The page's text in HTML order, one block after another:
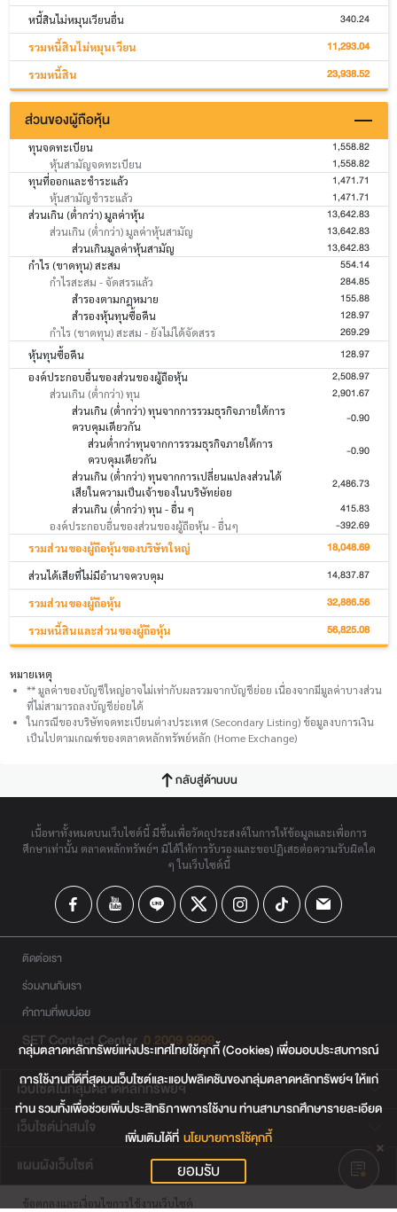
หนี้สินไม่หมุนเวียนอื่น 340.24
รวมหนี้สินไม่หมุนเวียน 11,293.04
รวมหนี้สิน 23,938.52
ส่วนของผู้ถือหุ้น
ทุนจดทะเบียน 1,558.82
หุ้นสามัญจดทะเบียน 1,558.82
ทุนที่ออกและชำระแล้ว 1,471.71
หุ้นสามัญชำระแล้ว 1,471.71
ส่วนเกิน (ต่ำกว่า) มูลค่าหุ้น 13,642.83
ส่วนเกิน (ต่ำกว่า) มูลค่าหุ้นสามัญ 13,642.83
ส่วนเกินมูลค่าหุ้นสามัญ 13,642.83
กำไร (ขาดทุน) สะสม 554.14
กำไรสะสม - จัดสรรแล้ว 284.85
สำรองตามกฎหมาย 155.88
สำรองหุ้นทุนซื้อคืน 128.97
กำไร (ขาดทุน) สะสม - ยังไม่ได้จัดสรร 269.29
หุ้นทุนซื้อคืน 128.97
องค์ประกอบอื่นของส่วนของผู้ถือหุ้น 2,508.97
ส่วนเกิน (ต่ำกว่า) ทุน 2,901.67
ส่วนเกิน (ต่ำกว่า) ทุนจากการรวมธุรกิจภายใต้การ
ควบคุมเดียวกัน
-0.90
ส่วนต่ำกว่าทุนจากการรวมธุรกิจภายใต้การ
ควบคุมเดียวกัน
-0.90
ส่วนเกิน (ต่ำกว่า) ทุนจากการเปลี่ยนแปลงส่วนได้
เสียในความเป็นเจ้าของในบริษัทย่อย
2,486.73
ส่วนเกิน (ต่ำกว่า) ทุน - อื่น ๆ 415.83
องค์ประกอบอื่นของส่วนของผู้ถือหุ้น - อื่นๆ -392.69
รวมส่วนของผู้ถือหุ้นของบริษัทใหญ่ 18,048.69
ส่วนได้เสียที่ไม่มีอำนาจควบคุม 14,837.87
รวมส่วนของผู้ถือหุ้น 32,886.56
รวมหนี้สินและส่วนของผู้ถือหุ้น 56,825.08
หมายเหตุ
** มูลค่าของบัญชีใหญ่อาจไม่เท่ากับผลรวมจากบัญชีย่อย เนื่องจากมีมูลค่าบางส่วน
ที่ไม่สามารถลงบัญชีย่อยได้
ในกรณีของบริษัทจดทะเบียนต่างประเทศ (Secondary Listing) ข้อมูลงบการเงิน
เป็นไปตามเกณฑ์ของตลาดหลักทรัพย์หลัก (Home Exchange)
กลับสู่ด้านบน
เนื้อหาทั้งหมดบนเว็บไซต์นี้ มีขึ้นเพื่อวัตถุประสงค์ในการให้ข้อมูลและเพื่อการ
ศึกษาเท่านั้น ตลาดหลักทรัพย์ฯ มิได้ให้การรับรองและขอปฏิเสธต่อความรับผิดใด
ๆ ในเว็บไซต์นี้
ติดต่อเรา
ร่วมงานกับเรา
คำถามที่พบบ่อย
SET Contact Center 0 2009 9999
เว็บไซต์ในกลุ่มตลาดหลักทรัพย์ฯ
เว็บไซต์น่าสนใจ
แผนผังเว็บไซต์
ข้อตกลงและเงื่อนไขการใช้งานเว็บไซต์
กลุ่มตลาดหลักทรัพย์แห่งประเทศไทยใช้คุกกี้ (Cookies) เพื่อมอบประสบการณ์
การใช้งานที่ดีที่สุดบนเว็บไซต์และแอปพลิเคชันของกลุ่มตลาดหลักทรัพย์ฯ ให้แก่
ท่าน รวมทั้งเพื่อช่วยเพิ่มประสิทธิภาพการใช้งาน ท่านสามารถศึกษารายละเอียด
เพิ่มเติมได้ที่ นโยบายการใช้คุกกี้
ยอมรับ